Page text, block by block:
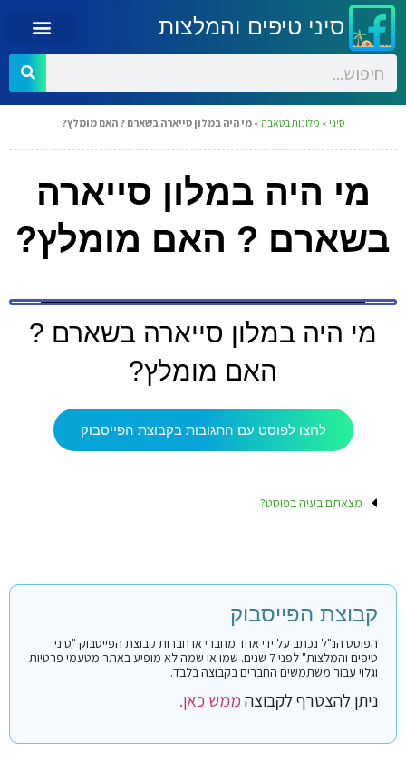
סיני טיפים והמלצות
סיני » מלונות בטאבה »מי היה במלון סייארה בשארם ? האם מומלץ?
מי היה במלון סייארה
בשארם ? האם מומלץ?
מי היה במלון סייארה בשארם ?
האם מומלץ?
לחצו לפוסט עם התגובות בקבוצת הפייסבוק
מצאתם בעיה בפוסט?
קבוצת הפייסבוק
הפוסט הנ"ל נכתב על ידי אחד מחברי או חברות קבוצת הפייסבוק "סיני
טיפים והמלצות" לפני 7 שנים. שמו או שמה לא מופיע באתר מטעמי פרטיות
וגלוי עבור משתמשים החברים בקבוצה בלבד.
ניתן להצטרף לקבוצהממש כאן.